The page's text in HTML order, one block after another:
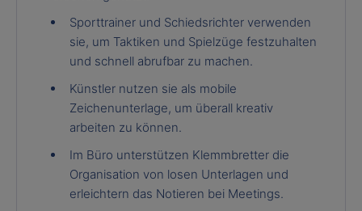
Sporttrainer und Schiedsrichter verwenden
sie, um Taktiken und Spielzüge festzuhalten
und schnell abrufbar zu machen.
Künstler nutzen sie als mobile
Zeichenunterlage, um überall kreativ
arbeiten zu können.
Im Büro unterstützen Klemmbretter die
Organisation von losen Unterlagen und
erleichtern das Notieren bei Meetings.